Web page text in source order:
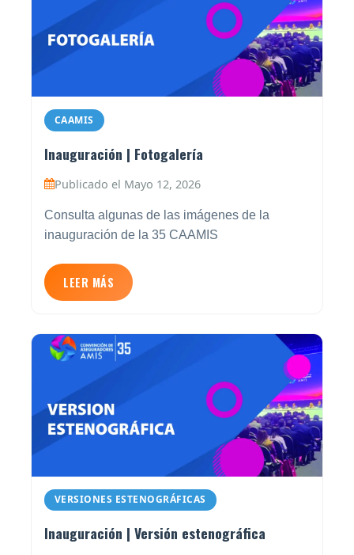
CAAMIS
Inauguración | Fotogalería
Publicado el Mayo 12, 2026
Consulta algunas de las imágenes de la
inauguración de la 35 CAAMIS
LEER MÁS
VERSIONES ESTENOGRÁFICAS
Inauguración | Versión estenográfica